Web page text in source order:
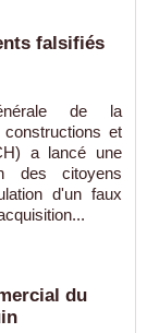
falsifiés
de la
constructions et
a lancé une
des citoyens
d'un faux
du